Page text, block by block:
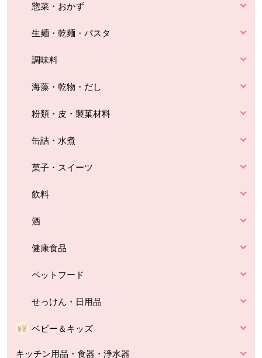
惣菜・おかず
生麺・乾麺・パスタ
調味料
海藻・乾物・だし
粉類・皮・製菓材料
缶詰・水煮
菓子・スイーツ
飲料
酒
健康食品
ペットフード
せっけん・日用品
ベビー＆キッズ
キッチン用品・食器・浄水器